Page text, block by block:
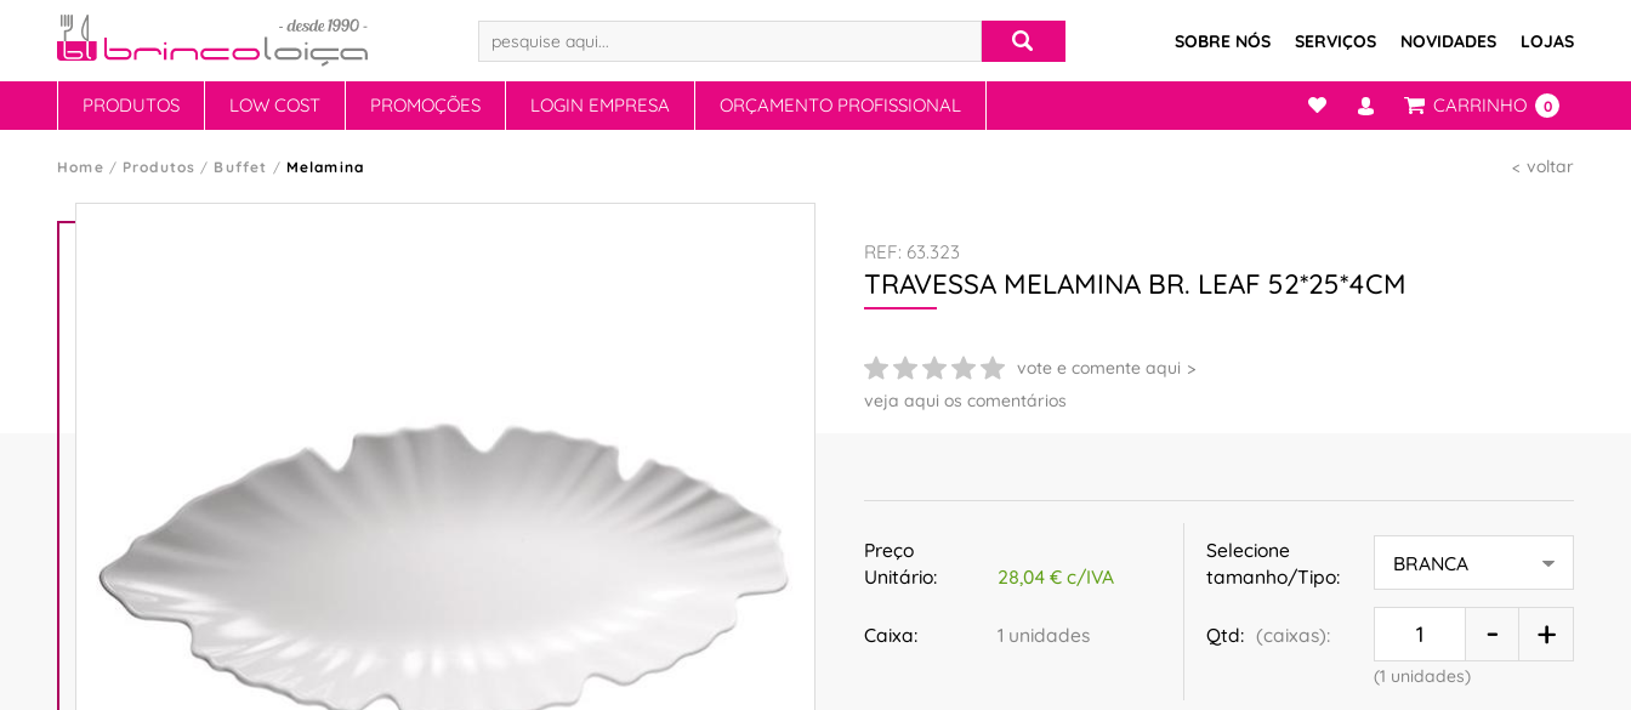
SOBRE NÓS SERVIÇOS NOVIDADES LOJAS
PRODUTOS LOW COST PROMOÇÕES LOGIN EMPRESA ORÇAMENTO PROFISSIONAL CARRINHO 0
Home Produtos Buffet Melamina voltar
REF: 63.323
TRAVESSA MELAMINA BR. LEAF 52*25*4CM
vote e comente aqui
veja aqui os comentários
Preço
Unitário:
28,04 € c/IVA
Caixa: 1 unidades
Selecione
tamanho/Tipo:
Qtd: (caixas):
(1 unidades)